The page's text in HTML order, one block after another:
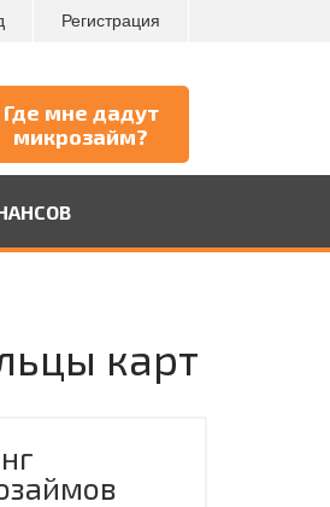
Регистрация
Где мне дадут
микрозайм?
карт